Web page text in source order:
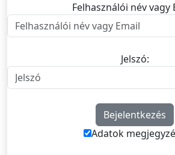
Felhasználói név vagy
Jelszó:
Adatok